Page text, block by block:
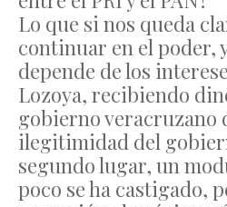
Lo que si nos queda
continuar en el poder,
depende de los
Lozoya, recibiendo
gobierno veracruzano
ilegitimidad del
segundo lugar, un
poco se ha castigado,